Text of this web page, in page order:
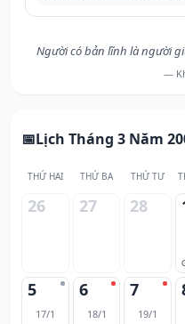
Người có bản lĩnh là người
—
Lịch Tháng 3 Năm
THỨ HAI THỨ BA THỨ TƯ
26 27 28
5
17/1
6
18/1
7
19/1